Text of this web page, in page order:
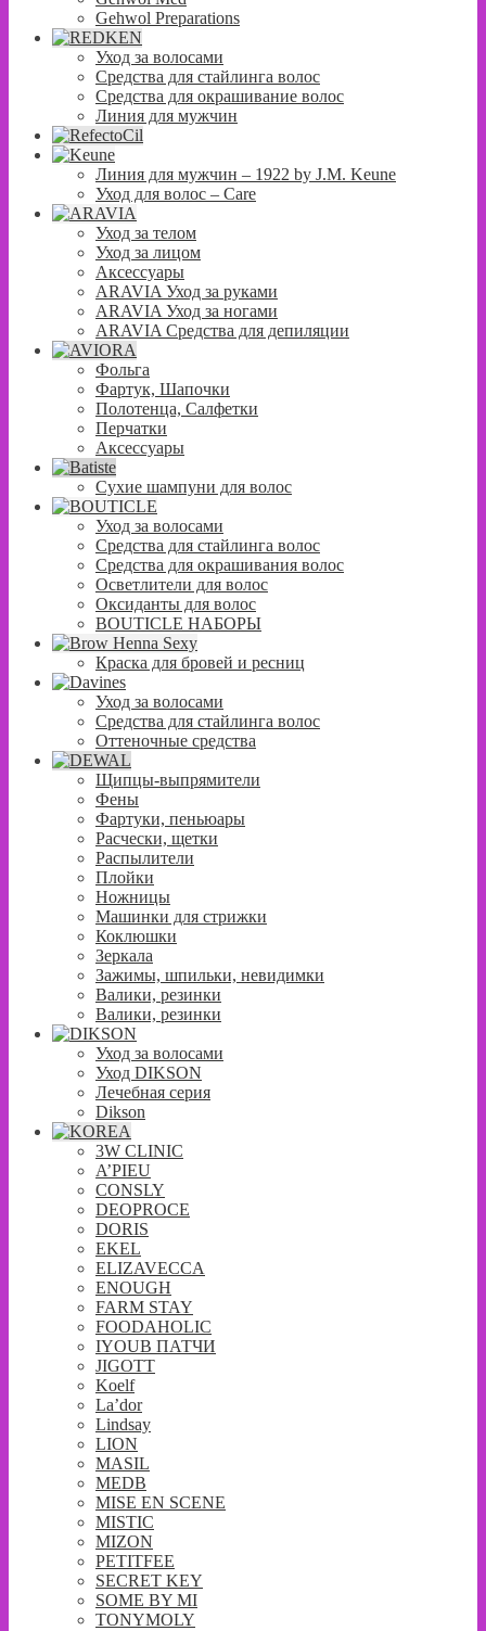
Gehwol Preparations
Уход за волосами
Средства для стайлинга волос
Средства для окрашивание волос
Линия для мужчин
Линия для мужчин – 1922 by J.M. Keune
Уход для волос – Сare
Уход за телом
Уход за лицом
Аксессуары
ARAVIA Уход за руками
ARAVIA Уход за ногами
ARAVIA Средства для депиляции
Фольга
Фартук, Шапочки
Полотенца, Салфетки
Перчатки
Аксессуары
Сухие шампуни для волос
Уход за волосами
Средства для стайлинга волос
Средства для окрашивания волос
Осветлители для волос
Оксиданты для волос
BOUTICLE НАБОРЫ
Краска для бровей и ресниц
Уход за волосами
Средства для стайлинга волос
Оттеночные средства
Щипцы-выпрямители
Фены
Фартуки, пеньюары
Расчески, щетки
Распылители
Плойки
Ножницы
Машинки для стрижки
Коклюшки
Зеркала
Зажимы, шпильки, невидимки
Валики, резинки
Валики, резинки
Уход за волосами
Уход DIKSON
Лечебная серия
Dikson
3W CLINIC
A’PIEU
CONSLY
DEOPROCE
DORIS
EKEL
ELIZAVECCA
ENOUGH
FARM STAY
FOODAHOLIC
IYOUB ПАТЧИ
JIGOTT
Koelf
La’dor
Lindsay
LION
MASIL
MEDB
MISE EN SCENE
MISTIC
MIZON
PETITFEE
SECRET KEY
SOME BY MI
TONYMOLY